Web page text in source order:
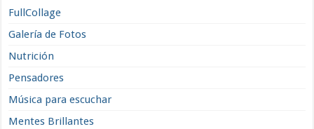
FullCollage
Galería de Fotos
Nutrición
Pensadores
Música para escuchar
Mentes Brillantes